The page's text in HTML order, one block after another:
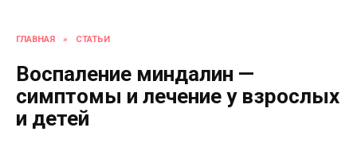
ГЛАВНАЯ » СТАТЬИ
Воспаление миндалин —
симптомы и лечение у взрослых
и детей